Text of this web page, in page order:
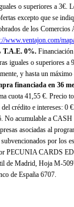
o superiores a
excepto que se
de los Comercios
www.ventajon.com/
T.A.E. 0%.
iguales o superiores
y hasta un máximo
financiada en 36
cuota 41,55 €. Precio
crédito e intereses: 0
No acumulable a
asociadas al
por los
PECUNIA CARDS
de Madrid, Hoja M-
de España 6707.